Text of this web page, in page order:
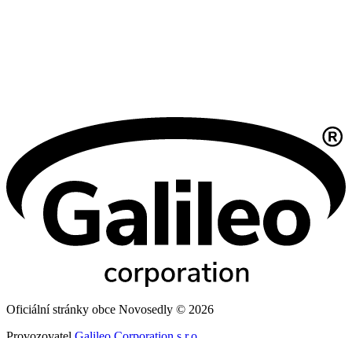
Oficiální stránky obce Novosedly © 2026